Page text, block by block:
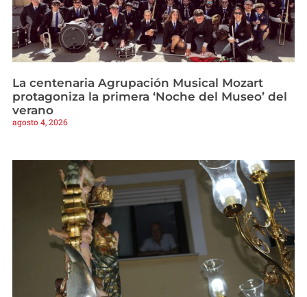
La centenaria Agrupación Musical Mozart
protagoniza la primera ‘Noche del Museo’ del
verano
agosto 4, 2026